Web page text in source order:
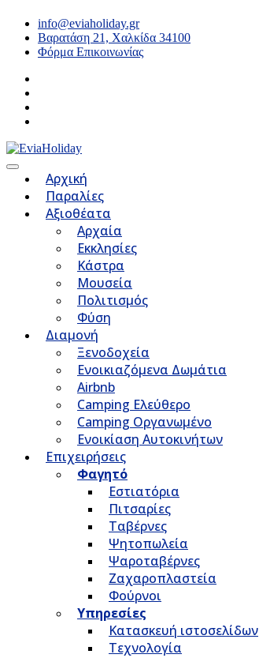
info@eviaholiday.gr
Βαρατάση 21, Χαλκίδα 34100
Φόρμα Επικοινωνίας
Αρχική
Παραλίες
Αξιοθέατα
Αρχαία
Εκκλησίες
Κάστρα
Μουσεία
Πολιτισμός
Φύση
Διαμονή
Ξενοδοχεία
Ενοικιαζόμενα Δωμάτια
Airbnb
Camping Ελεύθερο
Camping Οργανωμένο
Ενοικίαση Αυτοκινήτων
Επιχειρήσεις
Φαγητό
Εστιατόρια
Πιτσαρίες
Ταβέρνες
Ψητοπωλεία
Ψαροταβέρνες
Ζαχαροπλαστεία
Φούρνοι
Υπηρεσίες
Κατασκευή ιστοσελίδων
Τεχνολογία